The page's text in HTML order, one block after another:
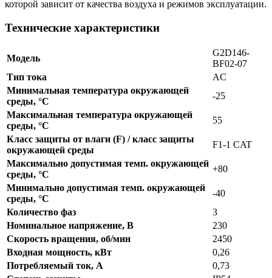
которой зависит от качества воздуха и режимов эксплуатации.
Технические характеристики
Модель
G2D146-
BF02-07
Тип тока
AC
Минимальная температура окружающей
среды, °C
-25
Максимальная температура окружающей
среды, °C
55
Класс защиты от влаги (F) / класс защиты
окружающей среды
F1-1 CAT
Максимально допустимая темп. окружающей
среды, °C
+80
Минимально допустимая темп. окружающей
среды, °C
-40
Количество фаз
3
Номинальное напряжение, В
230
Скорость вращения, об/мин
2450
Входная мощность, кВт
0,26
Потребляемый ток, А
0,73